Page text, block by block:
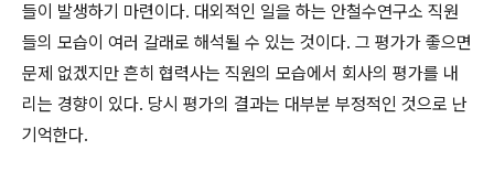
들이 발생하기 마련이다. 대외적인 일을 하는 안철수연구소 직원
들의 모습이 여러 갈래로 해석될 수 있는 것이다. 그 평가가 좋으면
문제 없겠지만 흔히 협력사는 직원의 모습에서 회사의 평가를 내
리는 경향이 있다. 당시 평가의 결과는 대부분 부정적인 것으로 난
기억한다.